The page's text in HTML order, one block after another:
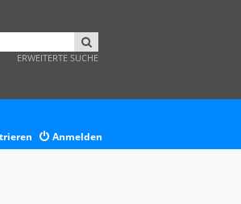
ERWEITERTE SUCHE
Anmelden